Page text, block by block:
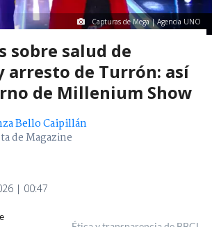
Capturas de Mega | Agencia UNO
sobre salud de
arresto de Turrón: así
de Millenium Show
Bello Caipillán
de Magazine
| 00:47